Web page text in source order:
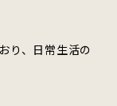
り、日常生活の